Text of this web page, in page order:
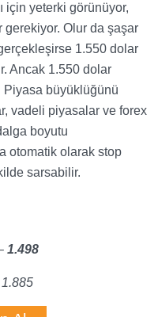
için yeterki görünüyor,
gerekiyor. Olur da şaşar
1.550 dolar
Ancak 1.550 dolar
Piyasa büyüklüğünü
vadeli piyasalar ve forex
boyutu
otomatik olarak stop
sarsabilir.
1.498